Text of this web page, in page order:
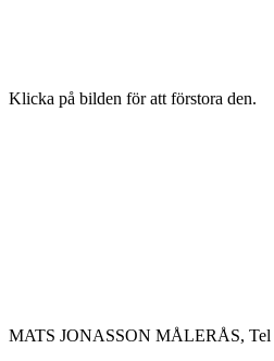
Klicka på bilden för att förstora den.
MATS JONASSON MÅLERÅS, Tel